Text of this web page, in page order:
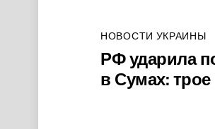
НОВОСТИ УКРАИНЫ
РФ ударила
в Сумах: